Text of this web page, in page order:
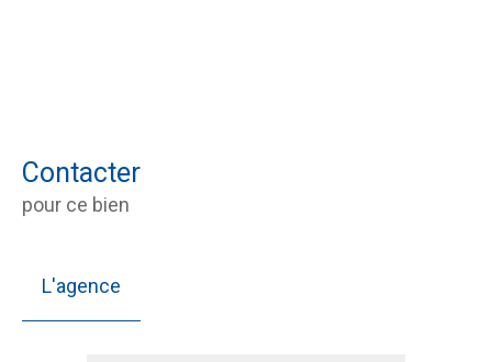
Contacter
pour ce bien
L'agence